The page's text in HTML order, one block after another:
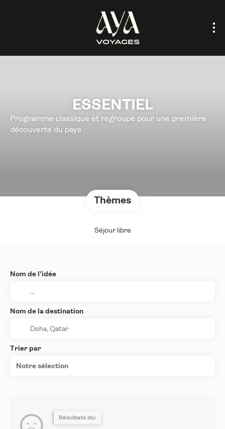
ESSENTIEL
Programme classique et regroupé pour une première
découverte du pays
Thèmes
Séjour libre
Nom de l’idée
Nom de la destination
Trier par
Notre sélection
Résultats du: